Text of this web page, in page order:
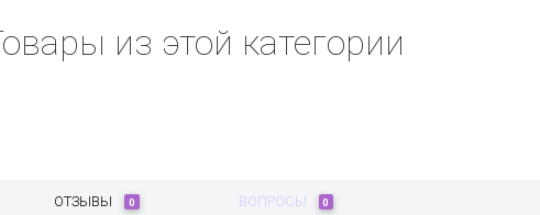
Товары из этой категории
ОТЗЫВЫ 0 ВОПРОСЫ 0